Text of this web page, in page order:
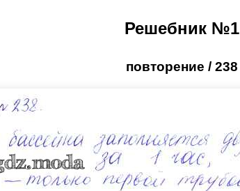
Решебник №1
повторение / 238